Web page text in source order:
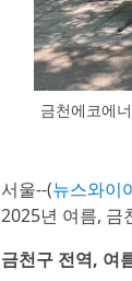
금천에코에
서울--(뉴스와이
2025년 여름, 금
금천구 전역, 여